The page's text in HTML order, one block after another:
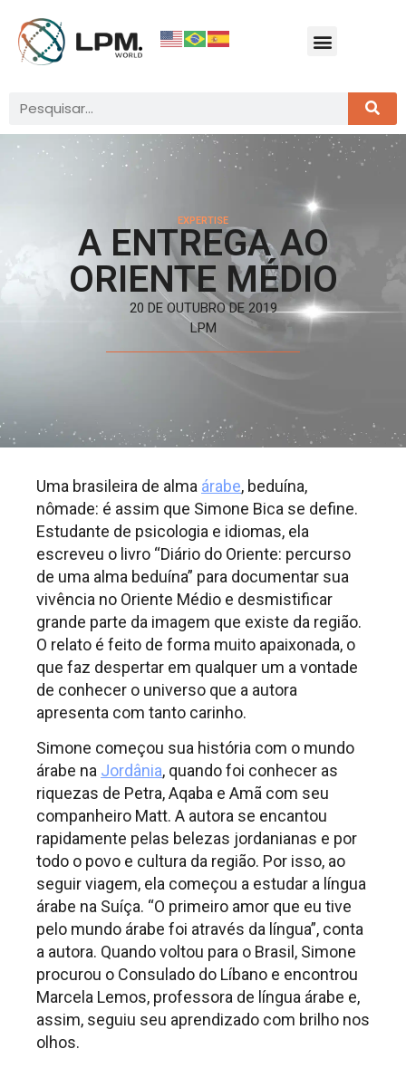
EXPERTISE
A ENTREGA AO
ORIENTE MÉDIO
20 DE OUTUBRO DE 2019
LPM
Uma brasileira de alma árabe, beduína,
nômade: é assim que Simone Bica se define.
Estudante de psicologia e idiomas, ela
escreveu o livro “Diário do Oriente: percurso
de uma alma beduína” para documentar sua
vivência no Oriente Médio e desmistificar
grande parte da imagem que existe da região.
O relato é feito de forma muito apaixonada, o
que faz despertar em qualquer um a vontade
de conhecer o universo que a autora
apresenta com tanto carinho.
Simone começou sua história com o mundo
árabe na Jordânia, quando foi conhecer as
riquezas de Petra, Aqaba e Amã com seu
companheiro Matt. A autora se encantou
rapidamente pelas belezas jordanianas e por
todo o povo e cultura da região. Por isso, ao
seguir viagem, ela começou a estudar a língua
árabe na Suíça. “O primeiro amor que eu tive
pelo mundo árabe foi através da língua”, conta
a autora. Quando voltou para o Brasil, Simone
procurou o Consulado do Líbano e encontrou
Marcela Lemos, professora de língua árabe e,
assim, seguiu seu aprendizado com brilho nos
olhos.